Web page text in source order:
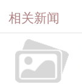
相关新闻